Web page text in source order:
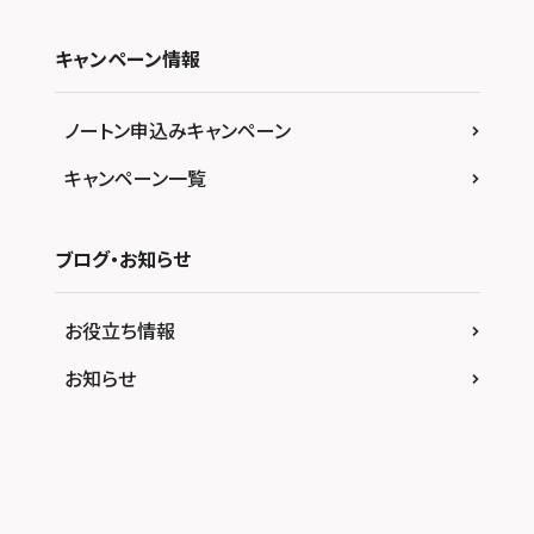
キャンペーン情報
ノートン申込みキャンペーン
キャンペーン一覧
ブログ・お知らせ
お役立ち情報
お知らせ